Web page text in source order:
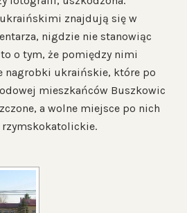
znajdują się w
nigdzie nie stanowiąc
o tym, że pomiędzy nimi
nagrobki ukraińskie, które po
mieszkańców Buszkowic
a wolne miejsce po nich